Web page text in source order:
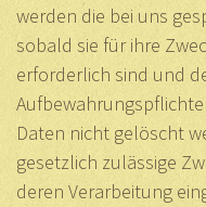
werden die bei uns
sobald sie für ihre
erforderlich sind und
Daten nicht gelöscht
gesetzlich zulässige
deren Verarbeitung